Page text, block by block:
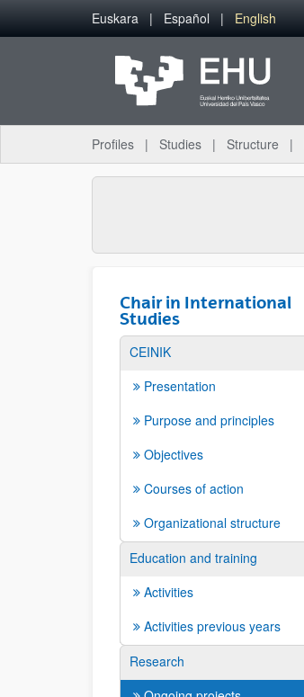
Skip to Main Content
Euskara Español English
Profiles Studies Structure
Chair in International
Studies
CEINIK
Presentation
Purpose and principles
Objectives
Courses of action
Organizational structure
Education and training
Activities
Activities previous years
Research